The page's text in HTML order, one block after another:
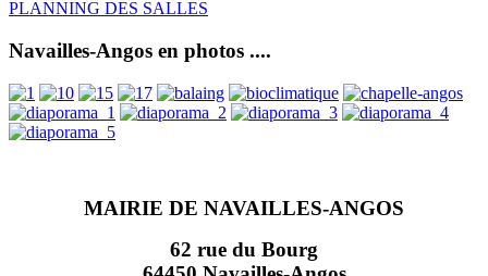
PLANNING DES SALLES
Navailles-Angos en photos ....
MAIRIE DE NAVAILLES-ANGOS
62 rue du Bourg